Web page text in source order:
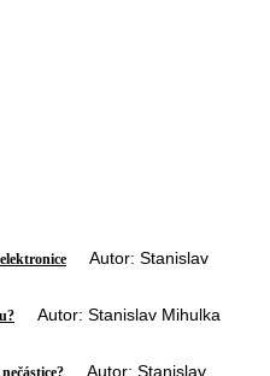
Autor: Stanislav
Autor: Stanislav Mihulka
Autor: Stanislav